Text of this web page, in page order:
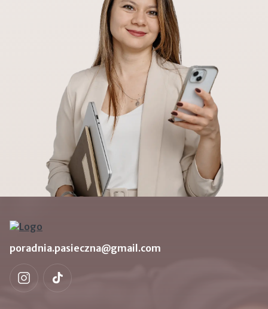
poradnia.pasieczna@gmail.com